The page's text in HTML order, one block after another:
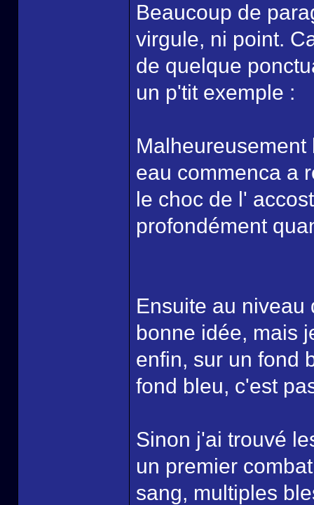
Beaucoup de
virgule, ni point.
de quelque
un p'tit exemple :
eau commenca a
le choc de l'
profondément
Ensuite au niveau
bonne idée, mais
enfin, sur un fond
fond bleu, c'est
Sinon j'ai trouvé
un premier
sang, multiples